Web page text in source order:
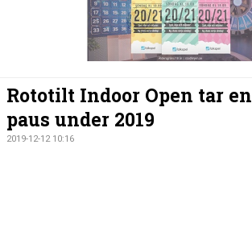
MEDLEM I VINDELNS IF
TOA- & HUSHÅLLSPAPPERSFÖRSÄLJNING
Rototilt Indoor Open tar en
paus under 2019
2019-12-12 10:16